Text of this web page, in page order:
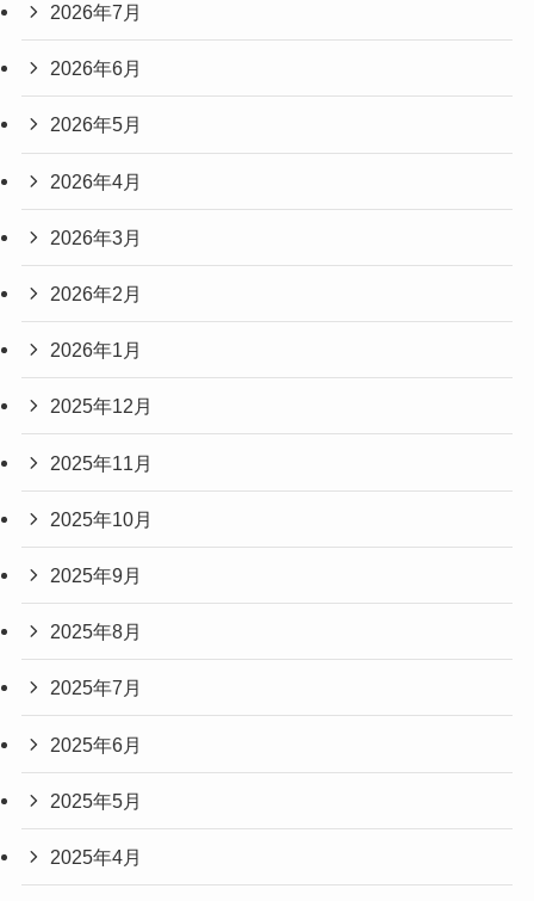
2026年7月
2026年6月
2026年5月
2026年4月
2026年3月
2026年2月
2026年1月
2025年12月
2025年11月
2025年10月
2025年9月
2025年8月
2025年7月
2025年6月
2025年5月
2025年4月